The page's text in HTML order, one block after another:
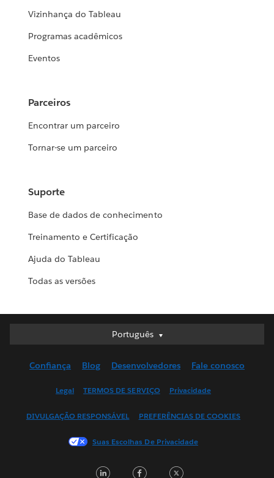
Vizinhança do Tableau
Programas acadêmicos
Eventos
Parceiros
Encontrar um parceiro
Tornar-se um parceiro
Suporte
Base de dados de conhecimento
Treinamento e Certificação
Ajuda do Tableau
Todas as versões
Português
Português
English (UK)
Français (Canada)
日本語
Confiança Blog Desenvolvedores Fale conosco
Legal TERMOS DE SERVIÇO Privacidade
DIVULGAÇÃO RESPONSÁVEL PREFERÊNCIAS DE COOKIES
Suas Escolhas De Privacidade
LinkedInFacebook